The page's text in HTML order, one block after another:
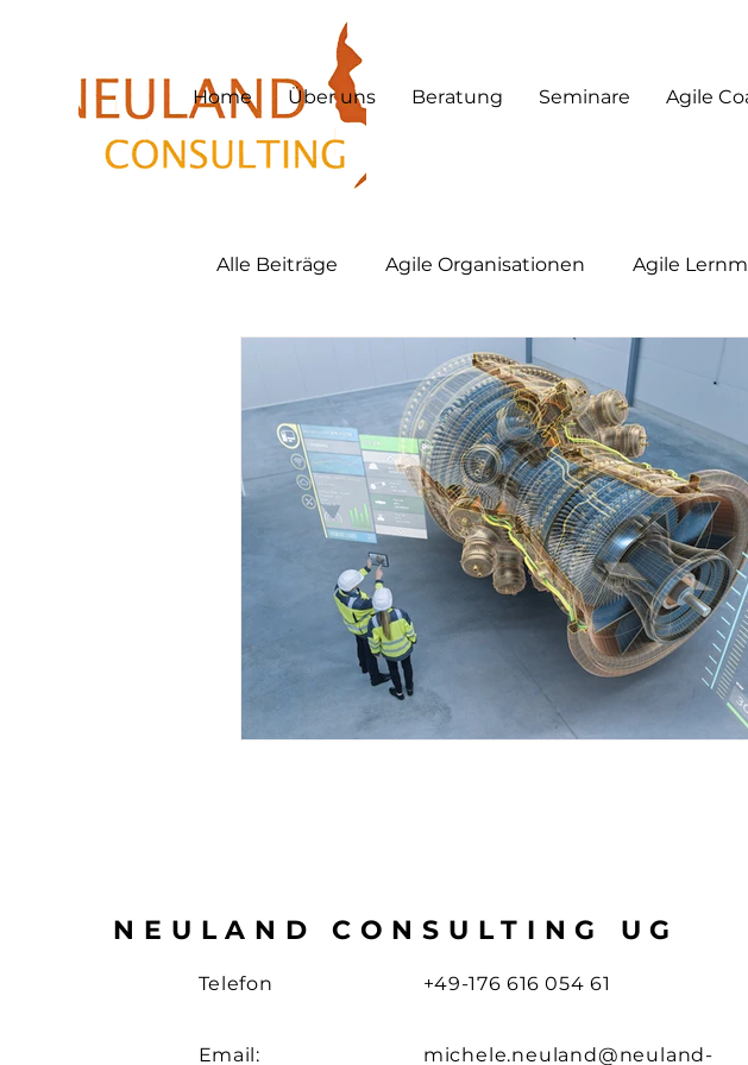
Home Über uns Beratung Seminare Agile
Alle Beiträge Agile Organisationen Agile
Hybrid Leadership
Lernkultur New Work Future of Work
NEULAND CONSULTING UG
Telefon +49-176 616 054 61
Email: michele.neuland@neuland-